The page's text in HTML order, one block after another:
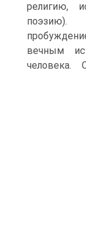
религию,
вечным
человека.